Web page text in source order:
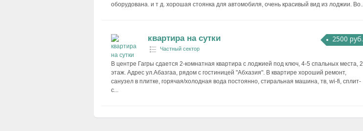
оборудована. и т д. хорошая стоянка для автомобиля, очень красивый вид из лоджии. Во...
2500 руб.
квартира на сутки
Частный сектор
В центре Гагры сдается 2-комнатная квартира с лоджией под ключ, 4-5 спальных места, 2
этаж. Адрес ул.Абазгаа, рядом с гостиницей "Абхазия". В квартире хороший ремонт,
санузел в плитке, горячая/холодная вода постоянно, стиральная машина, тв, wi-fi, сплит-
с...